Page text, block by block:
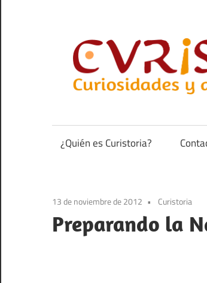
contenido
anécdotas
de
¿Quién es Curistoria?
13 de noviembre de 2012 Curistoria
Preparando la